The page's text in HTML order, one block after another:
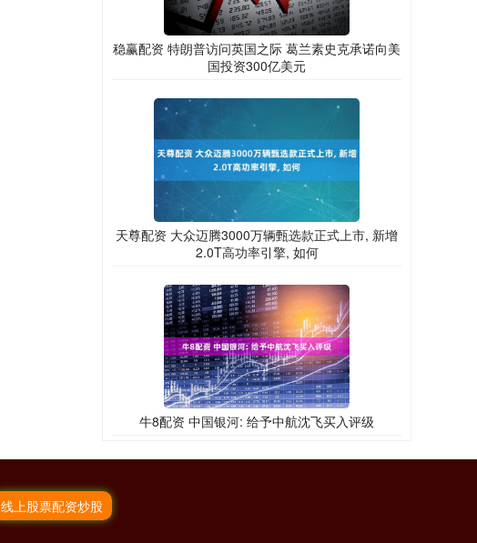
稳赢配资 特朗普访问英国之际 葛兰素史克承诺向美
国投资300亿美元
天尊配资 大众迈腾3000万辆甄选款正式上市, 新增
2.0T高功率引擎, 如何
牛8配资 中国银河: 给予中航沈飞买入评级
线上股票配资炒股